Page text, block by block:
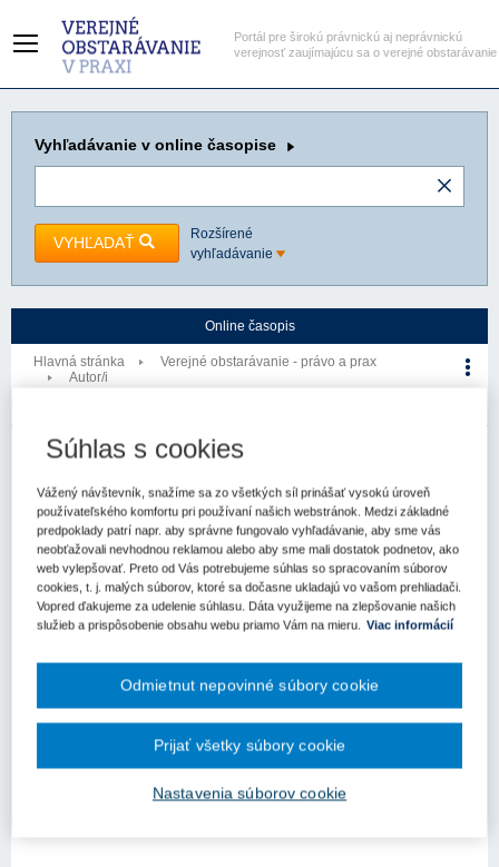
Portál pre širokú právnickú aj neprávnickú
verejnosť zaujímajúcu sa o verejné obstarávanie
Vyhľadávanie v online časopise
VYHĽADAŤ
Rozšírené
vyhľadávanie
Online časopis
Hlavná stránka
Verejné obstarávanie - právo a prax
Autor/i
Počet článkov autora: 1
Verejné obstarávanie - právo a prax (1)
Čo má spoločné Žitňanskej
protischránkový zákon a Miklošova rovná
Súhlas s cookies
Vážený návštevník, snažíme sa zo všetkých síl prinášať vysokú úroveň
používateľského komfortu pri používaní našich webstránok. Medzi základné
predpoklady patrí napr. aby správne fungovalo vyhľadávanie, aby sme vás
neobťažovali nevhodnou reklamou alebo aby sme mali dostatok podnetov, ako
web vylepšovať. Preto od Vás potrebujeme súhlas so spracovaním súborov
cookies, t. j. malých súborov, ktoré sa dočasne ukladajú vo vašom prehliadači.
Vopred ďakujeme za udelenie súhlasu. Dáta využijeme na zlepšovanie našich
služieb a prispôsobenie obsahu webu priamo Vám na mieru. Viac informácií
Nastavenia súborov cookie
Odmietnut nepovinné súbory cookie
Prijať všetky súbory cookie